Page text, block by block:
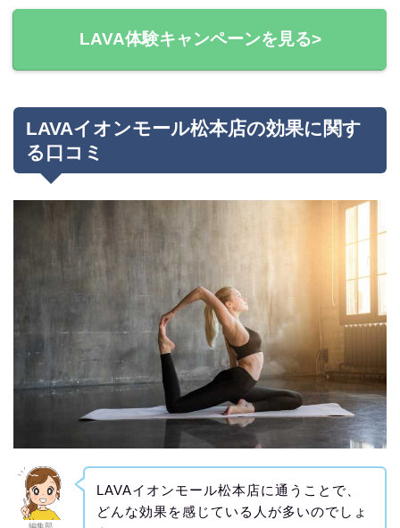
LAVA体験キャンペーンを見る>
LAVAイオンモール松本店の効果に関す
る口コミ
LAVAイオンモール松本店に通うことで、
どんな効果を感じている人が多いのでしょ